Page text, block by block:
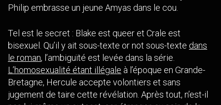
Philip embrasse un jeune Amyas dans le cou.
Tel est le secret : Blake est queer et Crale est
bisexuel. Qu’il y ait sous-texte or not sous-texte dans
le roman, l’ambiguïté est levée dans la série.
L’homosexualité étant illégale à l’époque en Grande-
Bretagne, Hercule accepte volontiers et sans
jugement de taire cette révélation. Après tout, n’est-il